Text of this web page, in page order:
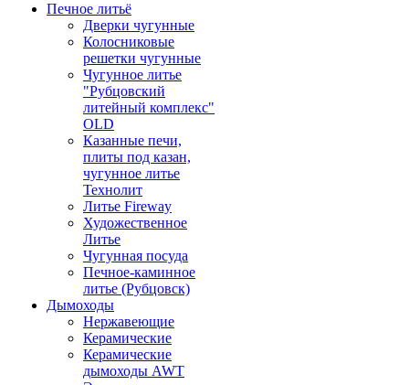
Печное литьё
Дверки чугунные
Колосниковые
решетки чугунные
Чугунное литье
"Рубцовский
литейный комплекс"
OLD
Казанные печи,
плиты под казан,
чугунное литье
Технолит
Литье Fireway
Художественное
Литье
Чугунная посуда
Печное-каминное
литье (Рубцовск)
Дымоходы
Нержавеющие
Керамические
Керамические
дымоходы AWT